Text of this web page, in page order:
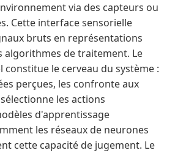
via des capteurs ou
Cette interface sensorielle
bruts en représentations
algorithmes de traitement. Le
le cerveau du système :
perçues, les confronte aux
les actions
d'apprentissage
les réseaux de neurones
cette capacité de jugement. Le